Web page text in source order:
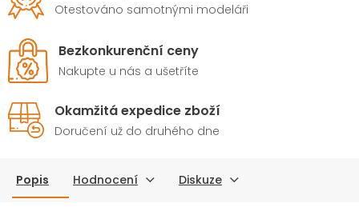
Otestováno samotnými modeláři
Bezkonkurenční ceny
Nakupte u nás a ušetříte
Okamžitá expedice zboží
Doručení už do druhého dne
Popis Hodnocení Diskuze